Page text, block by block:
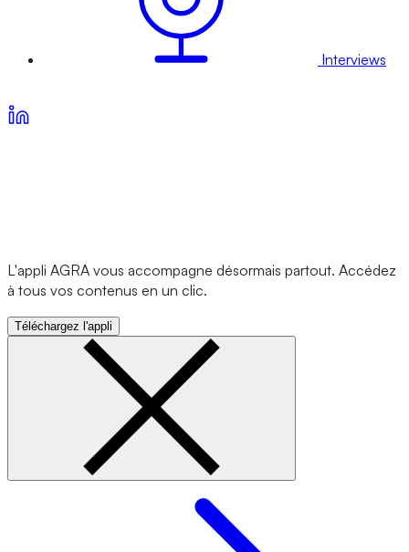
Interviews
L'appli AGRA vous accompagne désormais partout. Accédez
à tous vos contenus en un clic.
Téléchargez l'appli